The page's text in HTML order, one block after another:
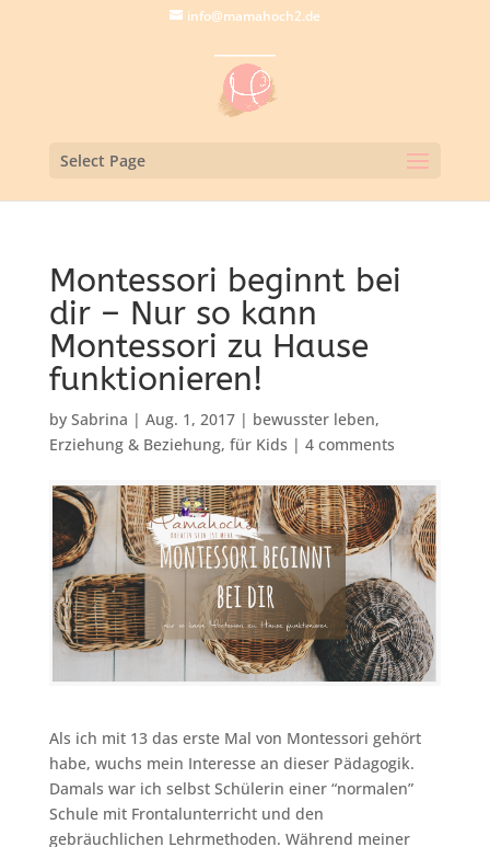
info@mamahoch2.de
Select Page
Montessori beginnt bei
dir – Nur so kann
Montessori zu Hause
funktionieren!
by Sabrina | Aug. 1, 2017| bewusster leben,
Erziehung & Beziehung, für Kids | 4 comments
Als ich mit 13 das erste Mal von Montessori gehört
habe, wuchs mein Interesse an dieser Pädagogik.
Damals war ich selbst Schülerin einer “normalen”
Schule mit Frontalunterricht und den
gebräuchlichen Lehrmethoden. Während meiner